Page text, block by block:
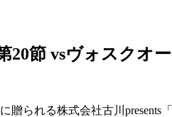
20節 vsヴォスクオ
られる株式会社古川presents